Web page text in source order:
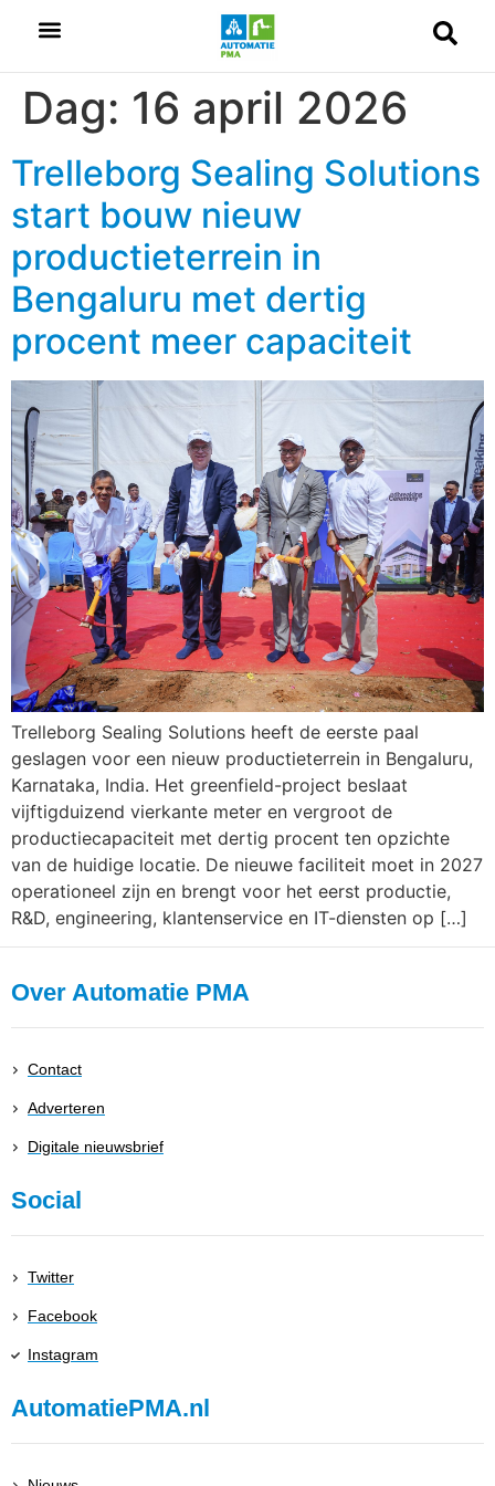
Dag: 16 april 2026
Trelleborg Sealing Solutions
start bouw nieuw
productieterrein in
Bengaluru met dertig
procent meer capaciteit
Trelleborg Sealing Solutions heeft de eerste paal
geslagen voor een nieuw productieterrein in Bengaluru,
Karnataka, India. Het greenfield-project beslaat
vijftigduizend vierkante meter en vergroot de
productiecapaciteit met dertig procent ten opzichte
van de huidige locatie. De nieuwe faciliteit moet in 2027
operationeel zijn en brengt voor het eerst productie,
R&D, engineering, klantenservice en IT-diensten op […]
Over Automatie PMA
Contact
Adverteren
Digitale nieuwsbrief
Social
Twitter
Facebook
Instagram
AutomatiePMA.nl